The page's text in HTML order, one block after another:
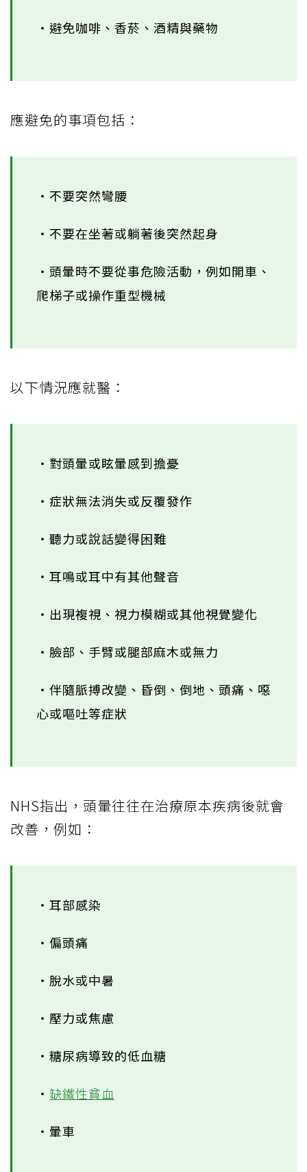
‧避免咖啡、香菸、酒精與藥物
應避免的事項包括：
‧不要突然彎腰
‧不要在坐著或躺著後突然起身
‧頭暈時不要從事危險活動，例如開車、
爬梯子或操作重型機械
以下情況應就醫：
‧對頭暈或眩暈感到擔憂
‧症狀無法消失或反覆發作
‧聽力或說話變得困難
‧耳鳴或耳中有其他聲音
‧出現複視、視力模糊或其他視覺變化
‧臉部、手臂或腿部麻木或無力
‧伴隨脈搏改變、昏倒、倒地、頭痛、噁
心或嘔吐等症狀
NHS指出，頭暈往往在治療原本疾病後就會
改善，例如：
‧耳部感染
‧偏頭痛
‧脫水或中暑
‧壓力或焦慮
‧糖尿病導致的低血糖
‧ 缺鐵性貧血
‧暈車